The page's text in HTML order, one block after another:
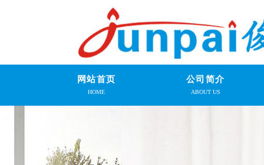
网站首页
HOME
公司简介
ABOUT US